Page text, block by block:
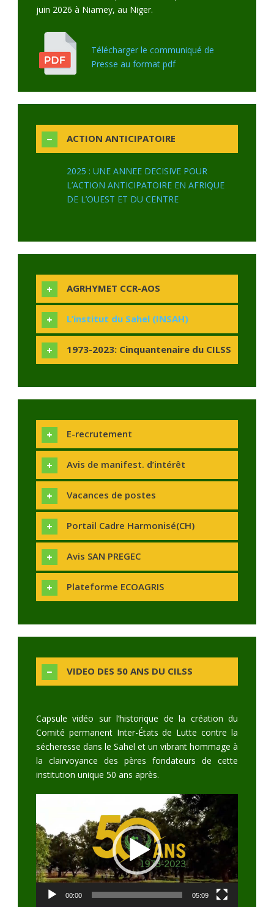
juin 2026 à Niamey, au Niger.
Télécharger le communiqué de
Presse au format pdf
ACTION ANTICIPATOIRE
2025 : UNE ANNEE DECISIVE POUR
L’ACTION ANTICIPATOIRE EN AFRIQUE
DE L’OUEST ET DU CENTRE
AGRHYMET CCR-AOS
L’institut du Sahel (INSAH)
1973-2023: Cinquantenaire du CILSS
E-recrutement
Avis de manifest. d’intérêt
Vacances de postes
Portail Cadre Harmonisé(CH)
Avis SAN PREGEC
Plateforme ECOAGRIS
VIDEO DES 50 ANS DU CILSS
Capsule vidéo sur l’historique de la création du
Comité permanent Inter-États de Lutte contre la
sécheresse dans le Sahel et un vibrant hommage à
la clairvoyance des pères fondateurs de cette
institution unique 50 ans après.
00:00 05:09